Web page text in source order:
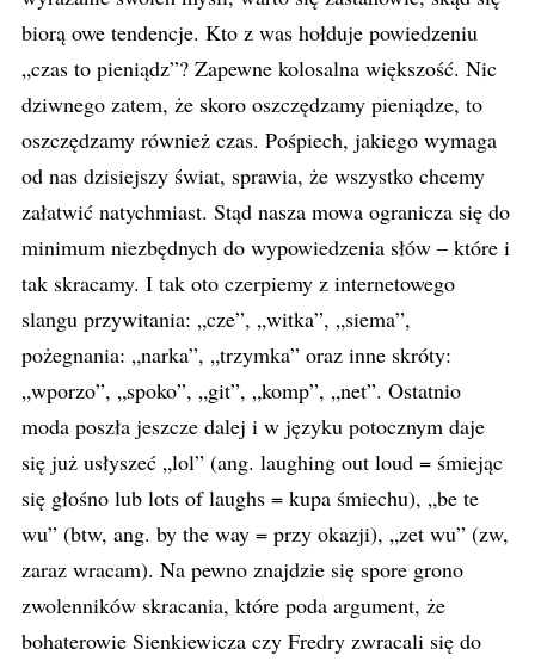
biorą owe tendencje. Kto z was hołduje powiedzeniu
„czas to pieniądz”? Zapewne kolosalna większość. Nic
dziwnego zatem, że skoro oszczędzamy pieniądze, to
oszczędzamy również czas. Pośpiech, jakiego wymaga
od nas dzisiejszy świat, sprawia, że wszystko chcemy
załatwić natychmiast. Stąd nasza mowa ogranicza się do
minimum niezbędnych do wypowiedzenia słów – które i
tak skracamy. I tak oto czerpiemy z internetowego
slangu przywitania: „cze”, „witka”, „siema”,
pożegnania: „narka”, „trzymka” oraz inne skróty:
„wporzo”, „spoko”, „git”, „komp”, „net”. Ostatnio
moda poszła jeszcze dalej i w języku potocznym daje
się już usłyszeć „lol” (ang. laughing out loud = śmiejąc
się głośno lub lots of laughs = kupa śmiechu), „be te
wu” (btw, ang. by the way = przy okazji), „zet wu” (zw,
zaraz wracam). Na pewno znajdzie się spore grono
zwolenników skracania, które poda argument, że
bohaterowie Sienkiewicza czy Fredry zwracali się do